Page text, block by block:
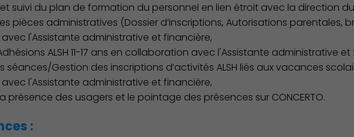
suivi du plan de formation du personnel en lien étroit avec la direction du
pièces administratives (Dossier d’inscriptions, Autorisations parentales,
l'Assistante administrative et financière,
ALSH 11-17 ans en collaboration avec l'Assistante administrative
séances/Gestion des inscriptions d’activités ALSH liés aux vacances
l'Assistante administrative et financière,
présence des usagers et le pointage des présences sur CONCERTO.
: